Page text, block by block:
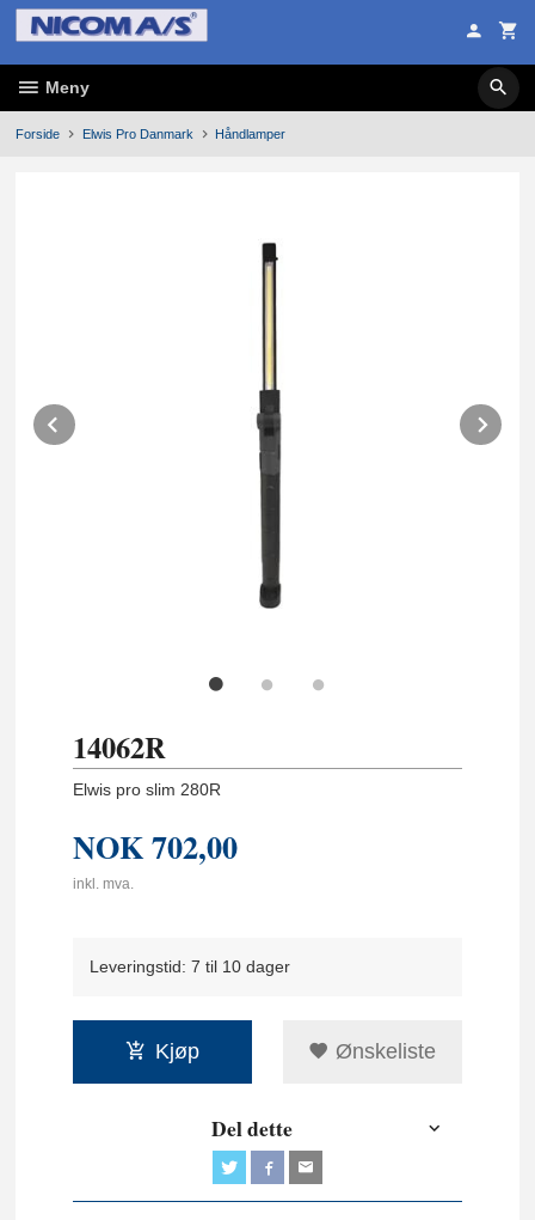
Gå
innholdet
Meny
Forside Elwis Pro Danmark Håndlamper
Prev
14062R
Elwis pro slim 280R
NOK702,00
inkl. mva.
Leveringstid: 7 til 10 dager
Kjøp Ønskeliste
Del dette